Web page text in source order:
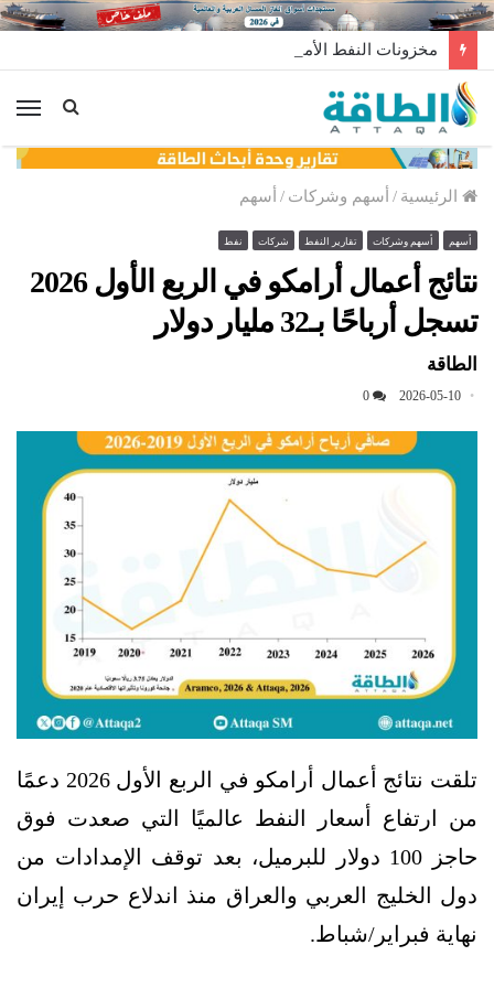
الرئيسية / أسهم وشركات / أسهم
أسهم أسهم وشركات تقارير النفط شركات نفط
نتائج أعمال أرامكو في الربع الأول 2026
تسجل أرباحًا بـ32 مليار دولار
الطاقة
2026-05-10
0
تلقت نتائج أعمال أرامكو في الربع الأول 2026 دعمًا
من ارتفاع أسعار النفط عالميًا التي صعدت فوق
حاجز 100 دولار للبرميل، بعد توقف الإمدادات من
دول الخليج العربي والعراق منذ اندلاع حرب إيران
نهاية فبراير/شباط.